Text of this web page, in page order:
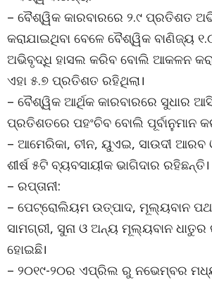
– ବୈଶ୍ୱିକ କାରବାରରେ ୨.୯ ପ୍ରତିଶତ
କରାଯାଇଥିବା ବେଳେ ବୈଶ୍ୱିକ ବାଣିଜ୍ୟ
ଅଭିବୃଦ୍ଧି ହାସଲ କରିବ ବୋଲି ଆକଳନ
ଏହା ୫.୭ ପ୍ରତିଶତ ରହିଥିଲା।
– ବୈଶ୍ୱିକ ଆର୍ଥିକ କାରବାରରେ ସୁଧାର
ପ୍ରତିଶତରେ ପହଂଚିବ ବୋଲି ପୂର୍ବାନୁମାନ
– ଆମେରିକା, ଚୀନ, ୟୁଏଇ, ସାଉଦୀ ଆରବ
ଶୀର୍ଷ ୫ଟି ବ୍ୟବସାୟୀକ ଭାଗିଦାର ରହିଛନ୍ତି।
– ରପ୍ତାନୀ:
– ପେଟ୍ରୋଲିୟମ ଉତ୍ପାଦ, ମୂଲ୍ୟବାନ
ସାମଗ୍ରୀ, ସୁନା ଓ ଅନ୍ୟ ମୂଲ୍ୟବାନ ଧାତୁର
ହୋଇଛି।
– ୨୦୧୯-୨୦ର ଏପ୍ରିଲ ରୁ ନଭେମ୍ବର